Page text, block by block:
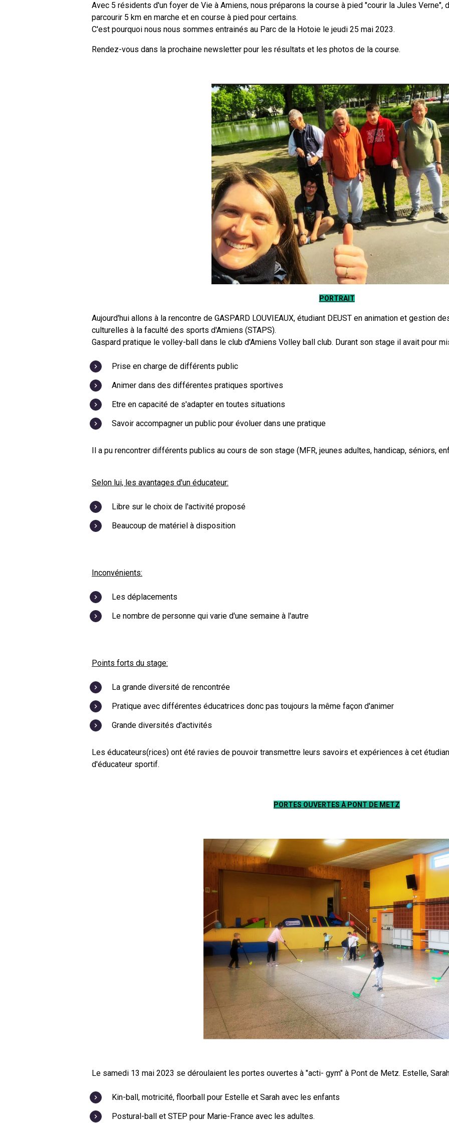
Avec 5 résidents d'un foyer de Vie à Amiens, nous préparons la course à pied "courir la Jules Verne",
parcourir 5 km en marche et en course à pied pour certains.
C'est pourquoi nous nous sommes entrainés au Parc de la Hotoie le jeudi 25 mai 2023.
Rendez-vous dans la prochaine newsletter pour les résultats et les photos de la course.
PORTRAIT
Aujourd'hui allons à la rencontre de GASPARD LOUVIEAUX, étudiant DEUST en animation et gestion
culturelles à la faculté des sports d'Amiens (STAPS).
Gaspard pratique le volley-ball dans le club d'Amiens Volley ball club. Durant son stage il avait pour
Prise en charge de différents public
Animer dans des différentes pratiques sportives
Etre en capacité de s'adapter en toutes situations
Savoir accompagner un public pour évoluer dans une pratique
Il a pu rencontrer différents publics au cours de son stage (MFR, jeunes adultes, handicap, séniors,
Selon lui, les avantages d'un éducateur:
Libre sur le choix de l'activité proposé
Beaucoup de matériel à disposition
Inconvénients:
Les déplacements
Le nombre de personne qui varie d'une semaine à l'autre
Points forts du stage:
La grande diversité de rencontrée
Pratique avec différentes éducatrices donc pas toujours la même façon d'animer
Grande diversités d'activités
Les éducateurs(rices) ont été ravies de pouvoir transmettre leurs savoirs et expériences à cet
d'éducateur sportif.
PORTES OUVERTES À PONT DE METZ
Le samedi 13 mai 2023 se déroulaient les portes ouvertes à "acti- gym" à Pont de Metz. Estelle,
Kin-ball, motricité, floorball pour Estelle et Sarah avec les enfants
Postural-ball et STEP pour Marie-France avec les adultes.